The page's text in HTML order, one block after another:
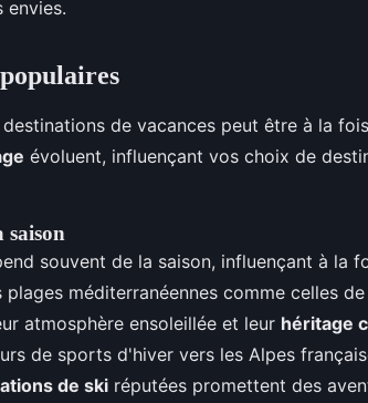
envies.
de vacances peut être à la
évoluent, influençant vos choix de
saison
souvent de la saison, influençant à la
méditerranéennes comme celles
atmosphère ensoleillée et leur héritage
de sports d'hiver vers les Alpes
de ski réputées promettent des